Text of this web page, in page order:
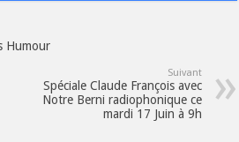
Humour
Suivant
Spéciale Claude François avec
Notre Berni radiophonique ce
mardi 17 Juin à 9h